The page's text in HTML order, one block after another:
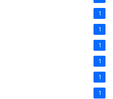
1
1
1
1
1
1